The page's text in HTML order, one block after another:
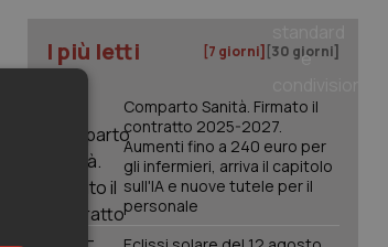
I più letti [7 giorni] [30 giorni]
Comparto Sanità. Firmato il
contratto 2025-2027.
Aumenti fino a 240 euro per
gli infermieri, arriva il capitolo
sull'IA e nuove tutele per il
personale